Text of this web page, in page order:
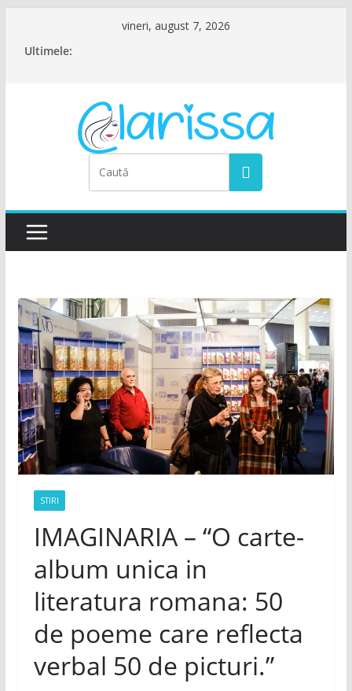
vineri, august 7, 2026
Ultimele:
STIRI
IMAGINARIA – “O carte-
album unica in
literatura romana: 50
de poeme care reflecta
verbal 50 de picturi.”